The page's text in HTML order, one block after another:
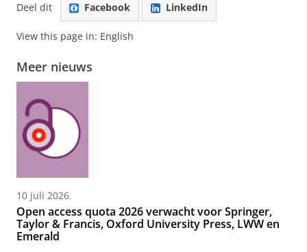
Deel dit Facebook LinkedIn
View this page in: English
Meer nieuws
10 juli 2026
Open access quota 2026 verwacht voor Springer,
Taylor & Francis, Oxford University Press, LWW en
Emerald